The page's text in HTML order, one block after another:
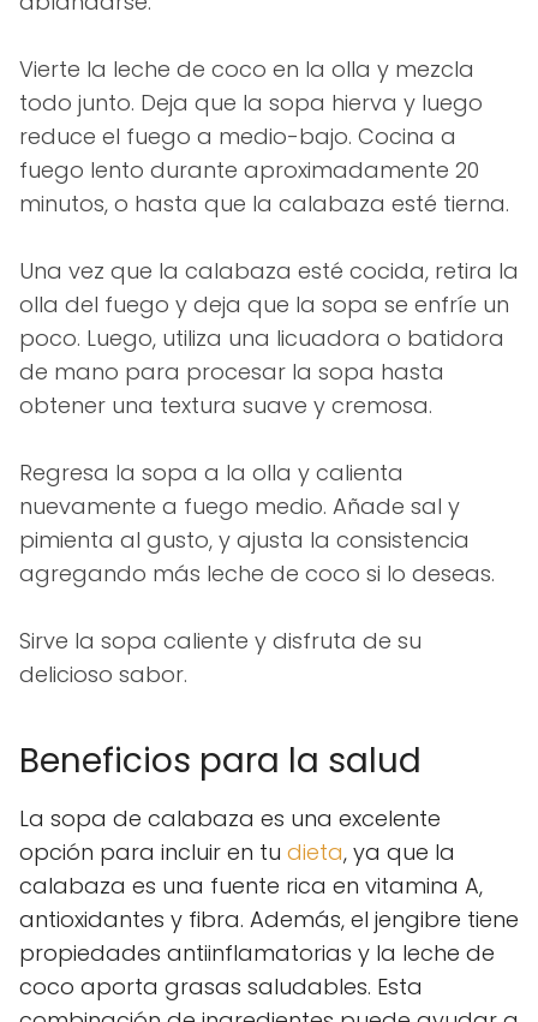
Vierte la leche de coco en la olla y mezcla
todo junto. Deja que la sopa hierva y luego
reduce el fuego a medio-bajo. Cocina a
fuego lento durante aproximadamente 20
minutos, o hasta que la calabaza esté tierna.
Una vez que la calabaza esté cocida, retira la
olla del fuego y deja que la sopa se enfríe un
poco. Luego, utiliza una licuadora o batidora
de mano para procesar la sopa hasta
obtener una textura suave y cremosa.
Regresa la sopa a la olla y calienta
nuevamente a fuego medio. Añade sal y
pimienta al gusto, y ajusta la consistencia
agregando más leche de coco si lo deseas.
Sirve la sopa caliente y disfruta de su
delicioso sabor.
Beneficios para la salud
La sopa de calabaza es una excelente
opción para incluir en tu dieta, ya que la
calabaza es una fuente rica en vitamina A,
antioxidantes y fibra. Además, el jengibre tiene
propiedades antiinflamatorias y la leche de
coco aporta grasas saludables. Esta